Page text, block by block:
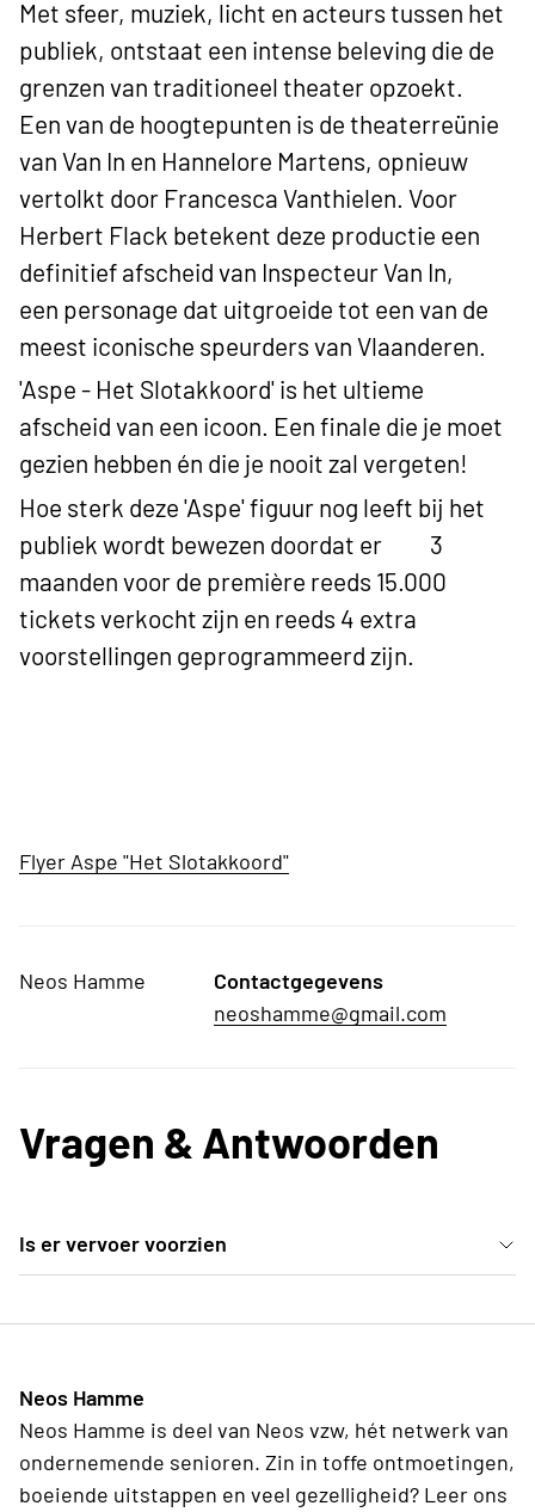
Met sfeer, muziek, licht en acteurs tussen het
publiek, ontstaat een intense beleving die de
grenzen van traditioneel theater opzoekt.
Een van de hoogtepunten is de theaterreünie
van Van In en Hannelore Martens, opnieuw
vertolkt door Francesca Vanthielen. Voor
Herbert Flack betekent deze productie een
definitief afscheid van Inspecteur Van In,
een personage dat uitgroeide tot een van de
meest iconische speurders van Vlaanderen.
'Aspe - Het Slotakkoord' is het ultieme
afscheid van een icoon. Een finale die je moet
gezien hebben én die je nooit zal vergeten!
Hoe sterk deze 'Aspe' figuur nog leeft bij het
publiek wordt bewezen doordat er 3
maanden voor de première reeds 15.000
tickets verkocht zijn en reeds 4 extra
voorstellingen geprogrammeerd zijn.
Flyer Aspe "Het Slotakkoord"
Neos Hamme
Contactgegevens
neoshamme@gmail.com
Vragen & Antwoorden
Is er vervoer voorzien
Neos Hamme
Neos Hamme is deel van Neos vzw, hét netwerk van
ondernemende senioren. Zin in toffe ontmoetingen,
boeiende uitstappen en veel gezelligheid? Leer ons